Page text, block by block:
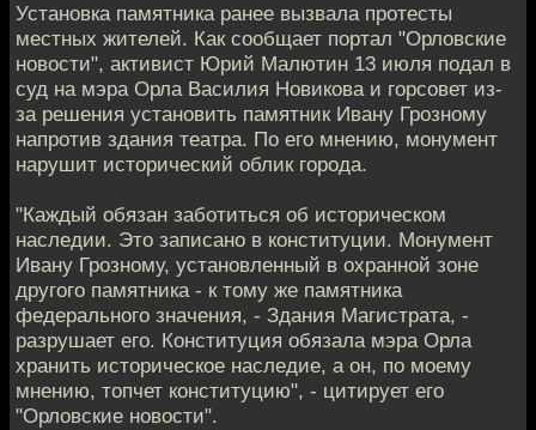
Установка памятника ранее вызвала протесты
местных жителей. Как сообщает портал "Орловские
новости", активист Юрий Малютин 13 июля подал в
суд на мэра Орла Василия Новикова и горсовет из-
за решения установить памятник Ивану Грозному
напротив здания театра. По его мнению, монумент
нарушит исторический облик города.
"Каждый обязан заботиться об историческом
наследии. Это записано в конституции. Монумент
Ивану Грозному, установленный в охранной зоне
другого памятника - к тому же памятника
федерального значения, - Здания Магистрата, -
разрушает его. Конституция обязала мэра Орла
хранить историческое наследие, а он, по моему
мнению, топчет конституцию", - цитирует его
"Орловские новости".